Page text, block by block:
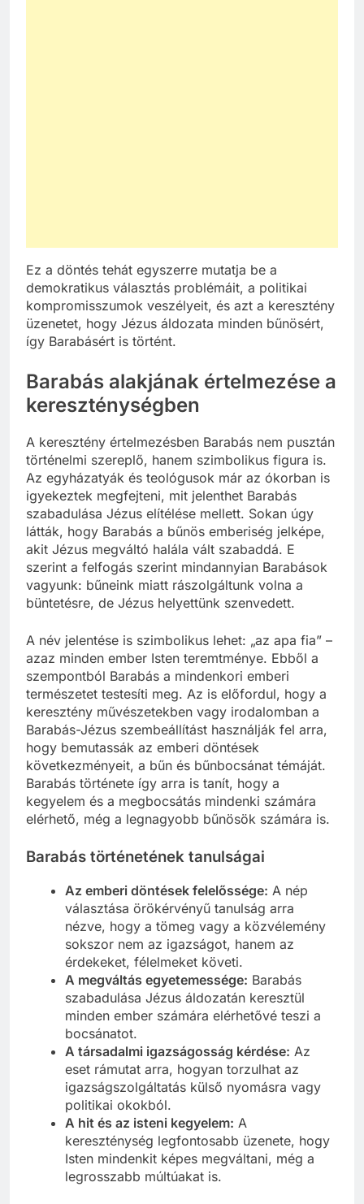
Ez a döntés tehát egyszerre mutatja be a
demokratikus választás problémáit, a politikai
kompromisszumok veszélyeit, és azt a keresztény
üzenetet, hogy Jézus áldozata minden bűnösért,
így Barabásért is történt.
Barabás alakjának értelmezése a
kereszténységben
A keresztény értelmezésben Barabás nem pusztán
történelmi szereplő, hanem szimbolikus figura is.
Az egyházatyák és teológusok már az ókorban is
igyekeztek megfejteni, mit jelenthet Barabás
szabadulása Jézus elítélése mellett. Sokan úgy
látták, hogy Barabás a bűnös emberiség jelképe,
akit Jézus megváltó halála vált szabaddá. E
szerint a felfogás szerint mindannyian Barabások
vagyunk: bűneink miatt rászolgáltunk volna a
büntetésre, de Jézus helyettünk szenvedett.
A név jelentése is szimbolikus lehet: „az apa fia” –
azaz minden ember Isten teremtménye. Ebből a
szempontból Barabás a mindenkori emberi
természetet testesíti meg. Az is előfordul, hogy a
keresztény művészetekben vagy irodalomban a
Barabás-Jézus szembeállítást használják fel arra,
hogy bemutassák az emberi döntések
következményeit, a bűn és bűnbocsánat témáját.
Barabás története így arra is tanít, hogy a
kegyelem és a megbocsátás mindenki számára
elérhető, még a legnagyobb bűnösök számára is.
Barabás történetének tanulságai
Az emberi döntések felelőssége: A nép
választása örökérvényű tanulság arra
nézve, hogy a tömeg vagy a közvélemény
sokszor nem az igazságot, hanem az
érdekeket, félelmeket követi.
A megváltás egyetemessége: Barabás
szabadulása Jézus áldozatán keresztül
minden ember számára elérhetővé teszi a
bocsánatot.
A társadalmi igazságosság kérdése: Az
eset rámutat arra, hogyan torzulhat az
igazságszolgáltatás külső nyomásra vagy
politikai okokból.
A hit és az isteni kegyelem: A
kereszténység legfontosabb üzenete, hogy
Isten mindenkit képes megváltani, még a
legrosszabb múltúakat is.